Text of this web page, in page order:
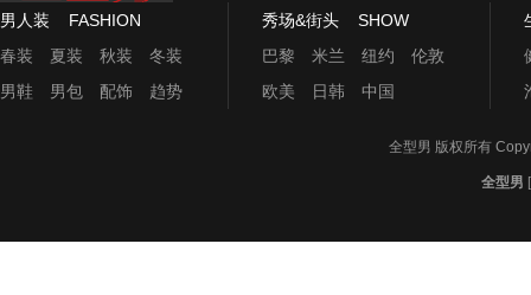
男人装 FASHION
春装
夏装 秋装
冬装
男鞋
男包 配饰 趋势
秀场&街头 SHOW
巴黎
米兰 纽约
伦敦
欧美
日韩 中国
全型男 版权所有
全型男